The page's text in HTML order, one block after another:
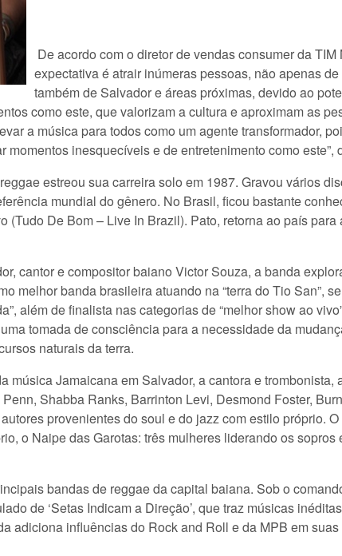
De acordo com o diretor de vendas consumer da
expectativa é atrair inúmeras pessoas, não apenas
também de Salvador e áreas próximas, devido ao
como este, que valorizam a cultura e aproximam as
a música para todos como um agente transformador,
inesquecíveis e de entretenimento como este”,
estreou sua carreira solo em 1987. Gravou vários
mundial do gênero. No Brasil, ficou bastante
(Tudo De Bom – Live In Brazil). Pato, retorna ao país
cantor e compositor baiano Victor Souza, a banda
melhor banda brasileira atuando na “terra do Tio San”,
além de finalista nas categorias de “melhor show ao
tomada de consciência para a necessidade da
naturais da terra.
Jamaicana em Salvador, a cantora e trombonista,
Shabba Ranks, Barrinton Levi, Desmond Foster,
provenientes do soul e do jazz com estilo próprio.
o Naipe das Garotas: três mulheres liderando os
bandas de reggae da capital baiana. Sob o
de ‘Setas Indicam a Direção’, que traz músicas
adiciona influências do Rock and Roll e da MPB em